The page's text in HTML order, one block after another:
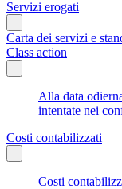
Servizi erogati
Carta dei servizi e
Class action
Alla data
intentate nei
Costi contabilizzati
Costi